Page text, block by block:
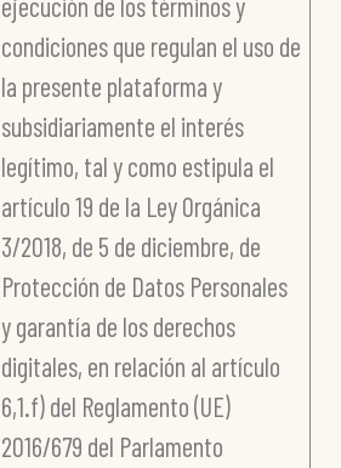
condiciones que regulan el uso de
la presente plataforma y
subsidiariamente el interés
legítimo, tal y como estipula el
artículo 19 de la Ley Orgánica
3/2018, de 5 de diciembre, de
Protección de Datos Personales
y garantía de los derechos
digitales, en relación al artículo
6,1.f) del Reglamento (UE)
2016/679 del Parlamento